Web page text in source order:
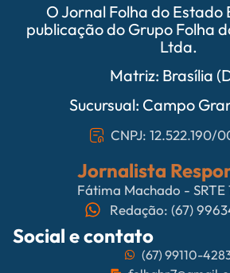
O Jornal Folha do Estado
publicação do Grupo Folha
Ltda.
Matriz: Brasília
Sucursual: Campo
CNPJ: 12.522.190/
Jornalista
Fátima Machado - SRTE
Redação: (67)
Social e contato
(67) 99110-